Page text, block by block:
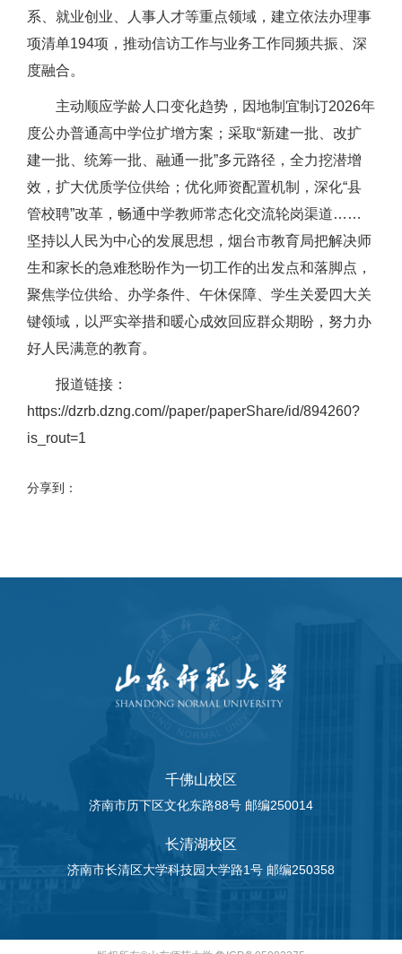
系、就业创业、人事人才等重点领域，建立依法办理事
项清单194项，推动信访工作与业务工作同频共振、深
度融合。
主动顺应学龄人口变化趋势，因地制宜制订2026年
度公办普通高中学位扩增方案；采取“新建一批、改扩
建一批、统筹一批、融通一批”多元路径，全力挖潜增
效，扩大优质学位供给；优化师资配置机制，深化“县
管校聘”改革，畅通中学教师常态化交流轮岗渠道……
坚持以人民为中心的发展思想，烟台市教育局把解决师
生和家长的急难愁盼作为一切工作的出发点和落脚点，
聚焦学位供给、办学条件、午休保障、学生关爱四大关
键领域，以严实举措和暖心成效回应群众期盼，努力办
好人民满意的教育。
报道链接：
https://dzrb.dzng.com//paper/paperShare/id/894260?
is_rout=1
分享到：
千佛山校区
济南市历下区文化东路88号 邮编250014
长清湖校区
济南市长清区大学科技园大学路1号 邮编250358